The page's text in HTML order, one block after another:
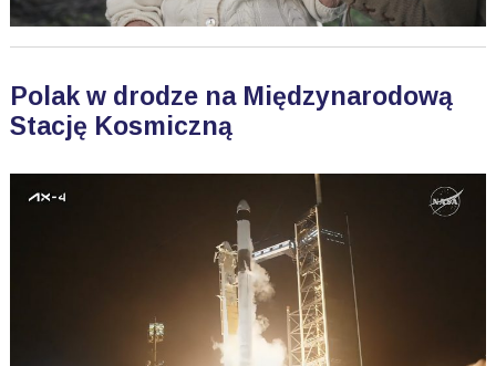
Polak w drodze na Międzynarodową
Stację Kosmiczną